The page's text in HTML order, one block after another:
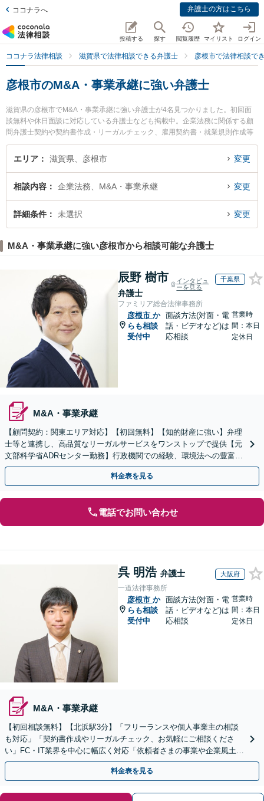
ココナラへ 弁護士の方はこちら
投稿する 探す 閲覧履歴 マイリスト ログイン
ココナラ法律相談 滋賀県で法律相談できる弁護士 彦根市で法律相談で
彦根市のM&A・事業承継に強い弁護士
滋賀県の彦根市でM&A・事業承継に強い弁護士が4名見つかりました。初回面
談無料や休日面談に対応している弁護士なども掲載中。企業法務に関係する顧
問弁護士契約や契約書作成・リーガルチェック、雇用契約書・就業規則作成等
の細かな分野での絞り込み検索もでき便利です。特に彩明法律事務所の二之宮
健治弁護士や南彦根法律事務所の鈴木 司弁護士、生駒法律事務所の矢田 圭弁護
士のプロフィール情報や弁護士費用、強みなどが注目されています。『彦根市
たい』『M&A・事業承継のトラブル解決の実績豊富な近くの弁護士を検索した
い』『初回相談無料でM&A・事業承継を法律相談できる彦根市内の弁護士に相
談予約したい』などでお困りの相談者さんにおすすめです。
エリア 滋賀県、彦根市 変更
相談内容 企業法務、M&A・事業承継 変更
詳細条件 未選択 変更
M&A・事業承継に強い彦根市から相談可能な弁護士
辰野 樹市
弁護士
インタビュ
ーを見る
千葉県
ファミリア総合法律事務所
彦根市 か
らも相談
受付中
面談方法(対面・電
話・ビデオなど)は
応相談
営業時
間：本日
定休日
M&A・事業承継
【顧問契約：関東エリア対応】【初回無料】【知的財産に強い】弁理
士等と連携し、高品質なリーガルサービスをワンストップで提供【元
文部科学省ADRセンター勤務】行政機関での経験、環境法への豊富な
知識を活かし、事業者さまの抱える問題を解決へ導きます
料金表を見る
電話でお問い合わせ
呉 明浩 弁護士 大阪府
一道法律事務所
彦根市 か
らも相談
受付中
面談方法(対面・電
話・ビデオなど)は
応相談
営業時
間：本日
定休日
M&A・事業承継
【初回相談無料】【北浜駅3分】「フリーランスや個人事業主の相談
も対応」「契約書作成やリーガルチェック、お気軽にご相談くださ
い」FC・IT業界を中心に幅広く対応「依頼者さまの事業や企業風土を
熟知し、最適な解決策をご提案」【休日・夜間相談可】
料金表を見る